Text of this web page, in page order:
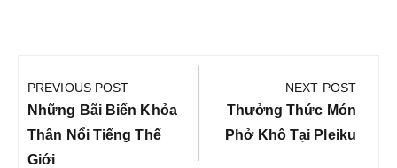
hướng
bài
viết
PREVIOUS POST
Previous
Post:
Những Bãi Biển Khỏa
Thân Nổi Tiếng Thế
Giới
NEXT POST
Next
Post:
Thưởng Thức Món
Phở Khô Tại Pleiku